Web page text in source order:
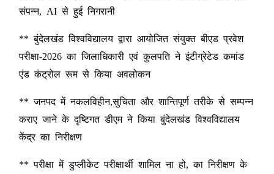
संपन्न, AI से हुई निगरानी
** बुंदेलखंड विश्वविद्यालय द्वारा आयोजित संयुक्त बीएड प्रवेश
परीक्षा-2026 का जिलाधिकारी एवं कुलपति ने इंटीग्रेटेड कमांड
एंड कंट्रोल रूम से किया अवलोकन
** जनपद में नकलविहीन,सुचिता और शान्तिपूर्ण तरीके से सम्पन्न
कराए जाने के दृष्टिगत डीएम ने किया बुंदेलखंड विश्वविद्यालय
केंद्र का निरीक्षण
** परीक्षा में डुप्लीकेट परीक्षार्थी शामिल ना हो, का निरीक्षण के